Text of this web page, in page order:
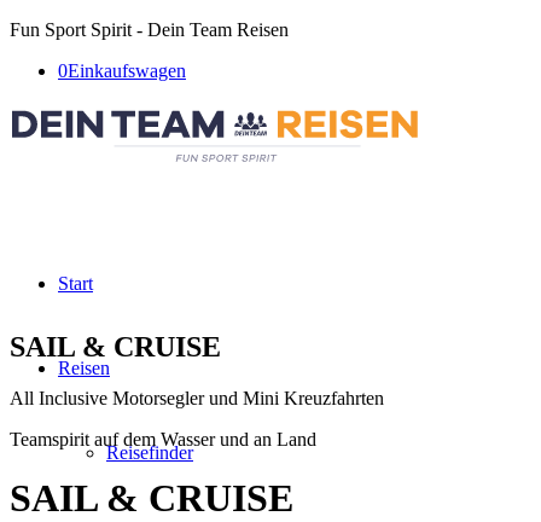
Fun Sport Spirit - Dein Team Reisen
0Einkaufswagen
Start
Reisen
Reisefinder
SAIL & CRUISE
All Inclusive Motorsegler und Mini Kreuzfahrten
Teamspirit auf dem Wasser und an Land
SAIL & CRUISE